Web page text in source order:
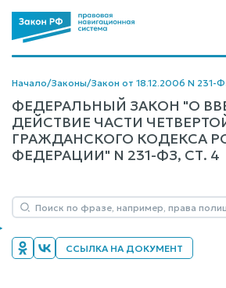
Начало/Законы/Закон от 18.12.2006 N 231-
ФЕДЕРАЛЬНЫЙ ЗАКОН "О
ДЕЙСТВИЕ ЧАСТИ
ГРАЖДАНСКОГО КОДЕКСА
ФЕДЕРАЦИИ" N 231-ФЗ, СТ. 4
ССЫЛКА НА ДОКУМЕНТ